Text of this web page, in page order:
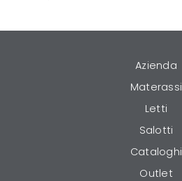
Azienda
Materassi
Letti
Salotti
Cataloghi
Outlet